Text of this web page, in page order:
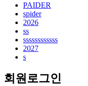
PAIDER
spider
2026
ss
ssssssssssss
2027
s
회원로그인